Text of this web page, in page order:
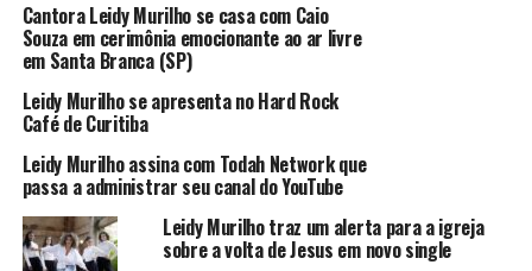
Cantora Leidy Murilho se casa com Caio
Souza em cerimônia emocionante ao ar livre
em Santa Branca (SP)
Leidy Murilho se apresenta no Hard Rock
Café de Curitiba
Leidy Murilho assina com Todah Network que
passa a administrar seu canal do YouTube
Leidy Murilho traz um alerta para a igreja
sobre a volta de Jesus em novo single